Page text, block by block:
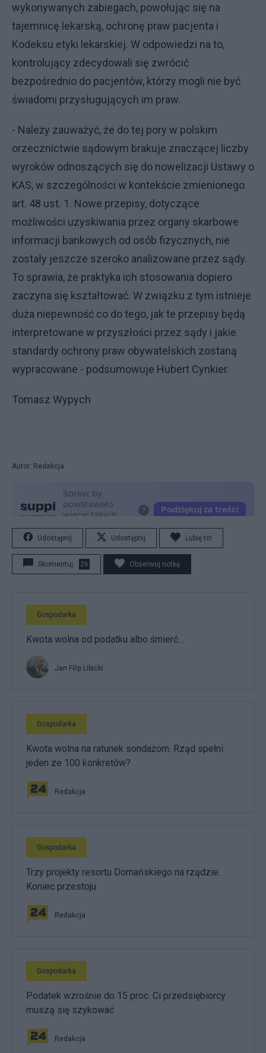
wykonywanych zabiegach, powołując się na
tajemnicę lekarską, ochronę praw pacjenta i
Kodeksu etyki lekarskiej. W odpowiedzi na to,
kontrolujący zdecydowali się zwrócić
bezpośrednio do pacjentów, którzy mogli nie być
świadomi przysługujących im praw.
- Należy zauważyć, że do tej pory w polskim
orzecznictwie sądowym brakuje znaczącej liczby
wyroków odnoszących się do nowelizacji Ustawy o
KAS, w szczególności w kontekście zmienionego
art. 48 ust. 1. Nowe przepisy, dotyczące
możliwości uzyskiwania przez organy skarbowe
informacji bankowych od osób fizycznych, nie
zostały jeszcze szeroko analizowane przez sądy.
To sprawia, że praktyka ich stosowania dopiero
zaczyna się kształtować. W związku z tym istnieje
duża niepewność co do tego, jak te przepisy będą
interpretowane w przyszłości przez sądy i jakie
standardy ochrony praw obywatelskich zostaną
wypracowane - podsumowuje Hubert Cynkier.
Tomasz Wypych
Autor: Redakcja
Udostępnij Udostępnij Lubię to!
Skomentuj 26 Obserwuj notkę
Gospodarka
Kwota wolna od podatku albo śmierć…
Jan Filip Libicki
Gospodarka
Kwota wolna na ratunek sondażom. Rząd spełni
jeden ze 100 konkretów?
Redakcja
Gospodarka
Trzy projekty resortu Domańskiego na rządzie.
Koniec przestoju
Redakcja
Gospodarka
Podatek wzrośnie do 15 proc. Ci przedsiębiorcy
muszą się szykować
Redakcja